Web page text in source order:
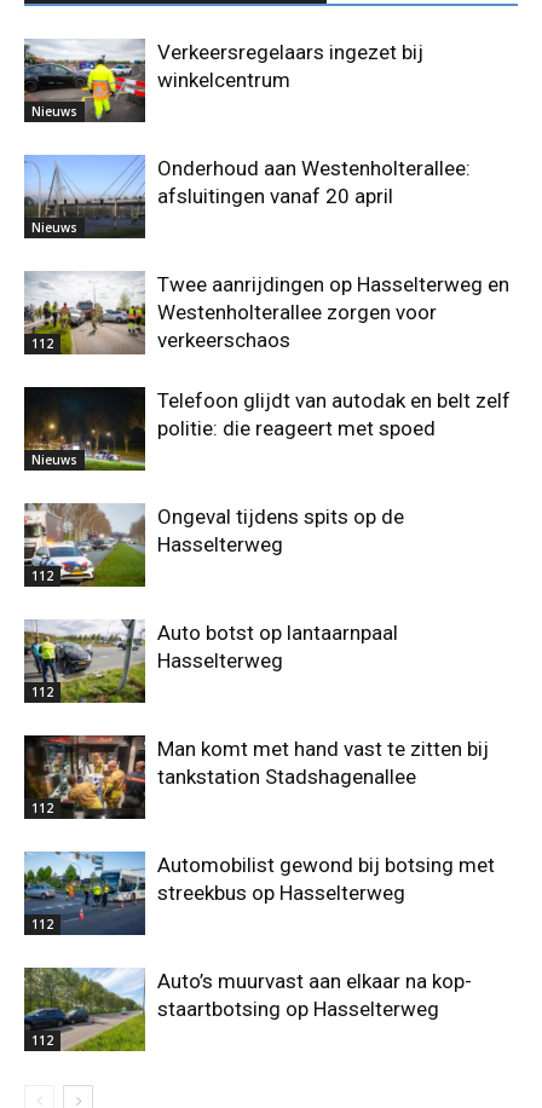
Nieuws
Verkeersregelaars ingezet bij
winkelcentrum
Nieuws
Onderhoud aan Westenholterallee:
afsluitingen vanaf 20 april
112
Twee aanrijdingen op Hasselterweg en
Westenholterallee zorgen voor
verkeerschaos
Nieuws
Telefoon glijdt van autodak en belt zelf
politie: die reageert met spoed
112
Ongeval tijdens spits op de
Hasselterweg
112
Auto botst op lantaarnpaal
Hasselterweg
112
Man komt met hand vast te zitten bij
tankstation Stadshagenallee
112
Automobilist gewond bij botsing met
streekbus op Hasselterweg
112
Auto’s muurvast aan elkaar na kop-
staartbotsing op Hasselterweg